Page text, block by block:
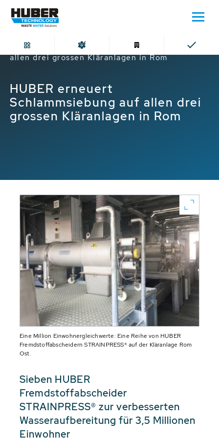
Home
HUBER erneuert Schlammsiebung auf
allen drei grossen Kläranlagen in Rom
HUBER erneuert
Schlammsiebung auf allen drei
grossen Kläranlagen in Rom
Eine Million Einwohnergleichwerte: Eine Reihe von HUBER
Fremdstoffabscheidern STRAINPRESS® auf der Kläranlage Rom
Ost.
Sieben HUBER
Fremdstoffabscheider
STRAINPRESS® zur verbesserten
Wasseraufbereitung für 3,5 Millionen
Einwohner